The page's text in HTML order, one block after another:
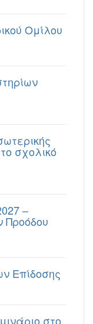
Ομίλου
σχολικό
–
Προόδου
Επίδοσης
στο